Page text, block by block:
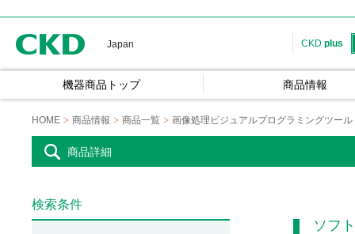
Japan CKD plus
機器商品トップ 商品情報
HOME 商品情報 商品一覧 画像処理ビジュアルプログラミングツール
商品詳細
ソフ
検索条件